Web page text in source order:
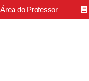
Área do Professor